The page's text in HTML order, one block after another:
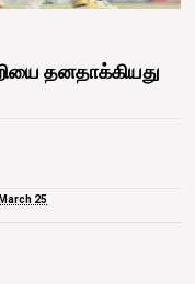
தனதாக்கியது
25